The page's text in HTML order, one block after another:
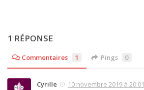
1 RÉPONSE
Commentaires 1 Pings 0
Cyrille
10 novembre 2019 à 20:01